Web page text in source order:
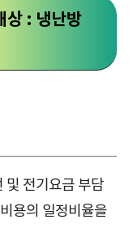
상 : 냉난방
및 전기요금 부담
용의 일정비율을